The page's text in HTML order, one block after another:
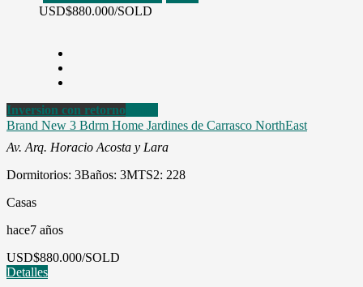
USD$880.000/SOLD
Inversion con retorno
Brand New 3 Bdrm Home Jardines de Carrasco NorthEast
Av. Arq. Horacio Acosta y Lara
Dormitorios: 3Baños: 3MTS2: 228
Casas
hace7 años
USD$880.000/SOLD
Detalles